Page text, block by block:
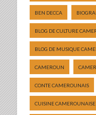
BEN DECCA
BLOG DE CULTURE
BLOG DE MUSIQUE
CAMEROUN
CONTE CAMEROUNAIS
CUISINE CAMEROUNAISE